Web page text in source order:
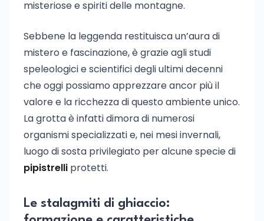
misteriose e spiriti delle montagne.
Sebbene la leggenda restituisca un’aura di
mistero e fascinazione, è grazie agli studi
speleologici e scientifici degli ultimi decenni
che oggi possiamo apprezzare ancor più il
valore e la ricchezza di questo ambiente unico.
La grotta è infatti dimora di numerosi
organismi specializzati e, nei mesi invernali,
luogo di sosta privilegiato per alcune specie di
pipistrelli protetti.
Le stalagmiti di ghiaccio: